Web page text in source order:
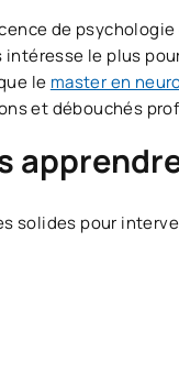
de
intéresse le plus
le master en
et débouchés
solides pour